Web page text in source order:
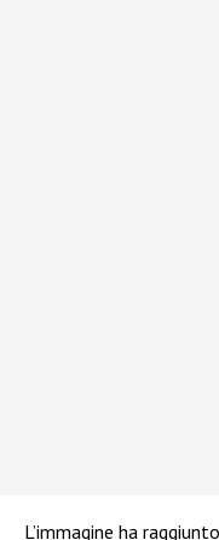
L’immagine ha